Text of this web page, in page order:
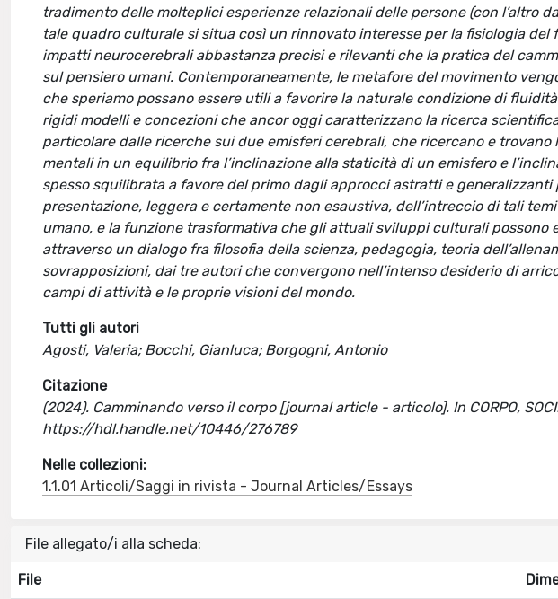
tradimento delle molteplici esperienze relazionali delle persone (con l’altro
tale quadro culturale si situa così un rinnovato interesse per la fisiologia
impatti neurocerebrali abbastanza precisi e rilevanti che la pratica del
sul pensiero umani. Contemporaneamente, le metafore del movimento
che speriamo possano essere utili a favorire la naturale condizione di
rigidi modelli e concezioni che ancor oggi caratterizzano la ricerca
particolare dalle ricerche sui due emisferi cerebrali, che ricercano e
mentali in un equilibrio fra l’inclinazione alla staticità di un emisfero e
spesso squilibrata a favore del primo dagli approcci astratti e
presentazione, leggera e certamente non esaustiva, dell’intreccio di tali
umano, e la funzione trasformativa che gli attuali sviluppi culturali possono
attraverso un dialogo fra filosofia della scienza, pedagogia, teoria
sovrapposizioni, dai tre autori che convergono nell’intenso desiderio di
campi di attività e le proprie visioni del mondo.
Tutti gli autori
Agosti, Valeria; Bocchi, Gianluca; Borgogni, Antonio
Citazione
(2024). Camminando verso il corpo [journal article - articolo]. In CORPO,
https://hdl.handle.net/10446/276789
Nelle collezioni:
1.1.01 Articoli/Saggi in rivista - Journal Articles/Essays
File allegato/i alla scheda:
File